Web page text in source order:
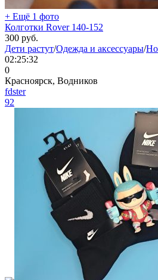
+ Ещё 1 фото
Колготки Rover 140-152
300 руб.
Дети растут/Одежда и аксессуары/
02:25:32
0
Красноярск, Водников
fdster
92